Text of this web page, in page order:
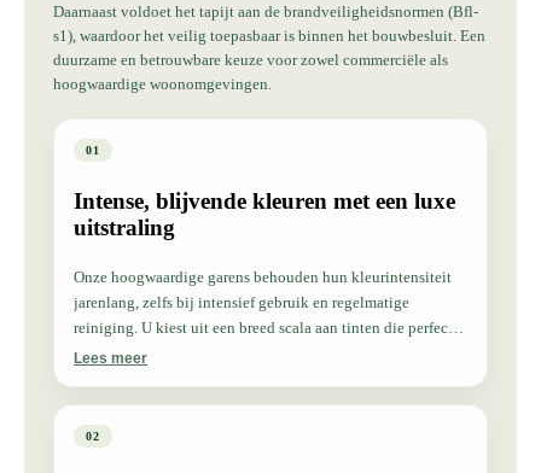
Daarnaast voldoet het tapijt aan de brandveiligheidsnormen (Bfl-
s1), waardoor het veilig toepasbaar is binnen het bouwbesluit. Een
duurzame en betrouwbare keuze voor zowel commerciële als
hoogwaardige woonomgevingen.
01
Intense, blijvende kleuren met een luxe
uitstraling
Onze hoogwaardige garens behouden hun kleurintensiteit
jarenlang, zelfs bij intensief gebruik en regelmatige
reiniging. U kiest uit een breed scala aan tinten die perfect
aansluiten bij uw interieur.
Lees meer
02